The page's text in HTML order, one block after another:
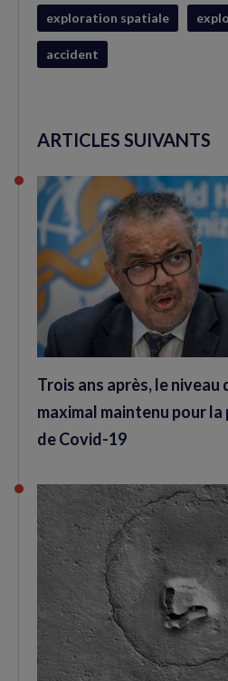
exploration spatiale
accident
ARTICLES SUIVANTS
Trois ans après, le niveau
maximal maintenu pour la
de Covid-19